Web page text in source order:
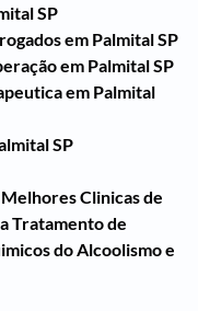
SP
em Palmital SP
em Palmital SP
em Palmital
SP
Melhores Clinicas de
Tratamento de
do Alcoolismo e